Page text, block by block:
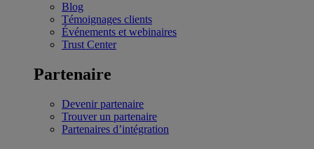
Blog
Témoignages clients
Événements et webinaires
Trust Center
Partenaire
Devenir partenaire
Trouver un partenaire
Partenaires d’intégration